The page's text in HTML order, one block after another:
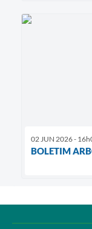
02 JUN 2026 -
BOLETIM